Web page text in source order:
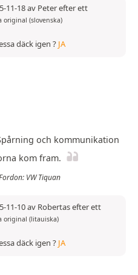
11-18 av Peter efter ett
original (slovenska)
däck igen ? JA
och kommunikation
kom fram.
VW Tiquan
11-10 av Robertas efter ett
original (litauiska)
däck igen ? JA